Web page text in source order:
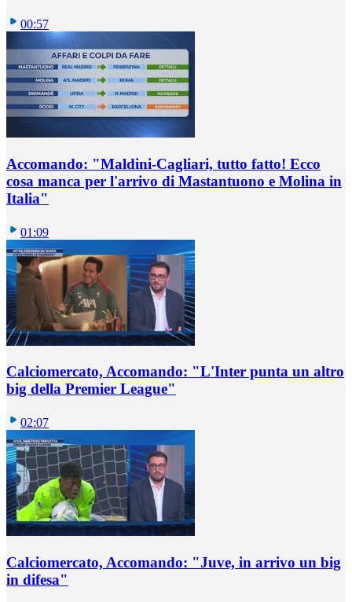
00:57
Accomando: "Maldini-Cagliari, tutto fatto! Ecco
cosa manca per l'arrivo di Mastantuono e Molina in
Italia"
01:09
Calciomercato, Accomando: "L'Inter punta un altro
big della Premier League"
02:07
Calciomercato, Accomando: "Juve, in arrivo un big
in difesa"